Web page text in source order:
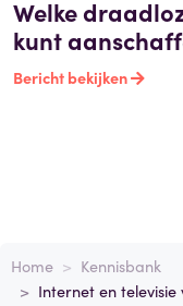
Welke
kunt
Bericht bekijken
Home
Kennisbank
Internet en